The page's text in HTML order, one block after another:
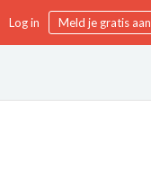
Log in Meld je gratis aan